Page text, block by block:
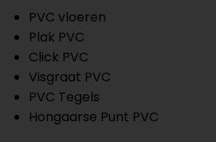
PVC vloeren
Plak PVC
Click PVC
Visgraat PVC
PVC Tegels
Hongaarse Punt PVC